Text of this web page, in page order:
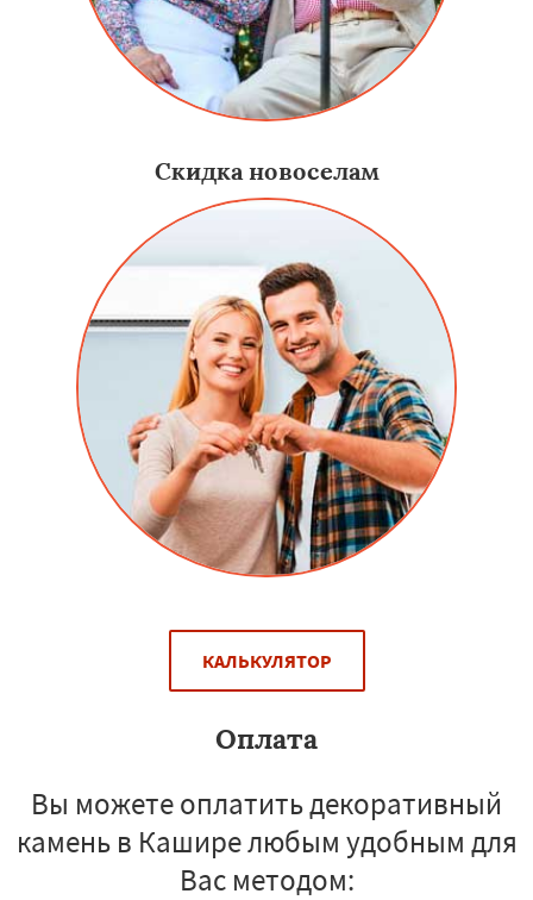
Скидка новоселам
КАЛЬКУЛЯТОР
Оплата
Вы можете оплатить декоративный
камень в Кашире любым удобным для
Вас методом: